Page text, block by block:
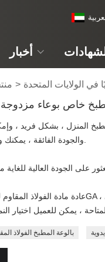
أخبار
> في الولايات المتحدة
خاص بوعاء مزدوجة
المنزل ، بشكل فريد ،
بالوعة المطبخ الفولاذ